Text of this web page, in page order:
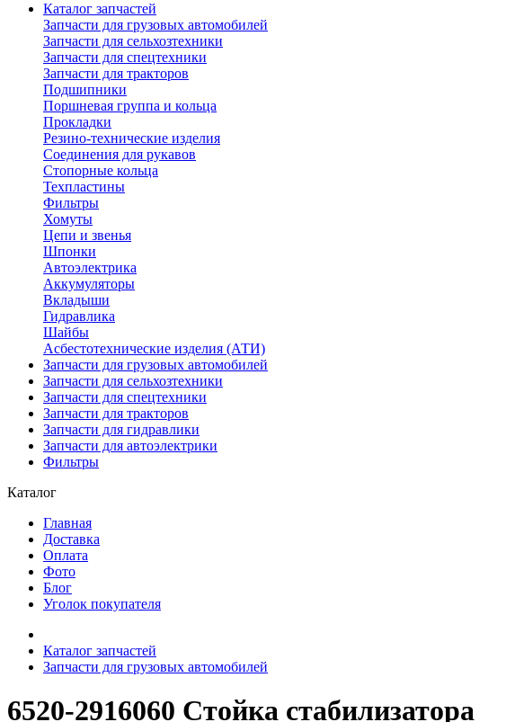
Каталог запчастей
Запчасти для грузовых автомобилей
Запчасти для сельхозтехники
Запчасти для спецтехники
Запчасти для тракторов
Подшипники
Поршневая группа и кольца
Прокладки
Резино-технические изделия
Соединения для рукавов
Стопорные кольца
Техпластины
Фильтры
Хомуты
Цепи и звенья
Шпонки
Автоэлектрика
Аккумуляторы
Вкладыши
Гидравлика
Шайбы
Асбестотехнические изделия (АТИ)
Запчасти для грузовых автомобилей
Запчасти для сельхозтехники
Запчасти для спецтехники
Запчасти для тракторов
Запчасти для гидравлики
Запчасти для автоэлектрики
Фильтры
Каталог
Главная
Доставка
Оплата
Фото
Блог
Уголок покупателя
Каталог запчастей
Запчасти для грузовых автомобилей
6520-2916060 Стойка стабилизатора